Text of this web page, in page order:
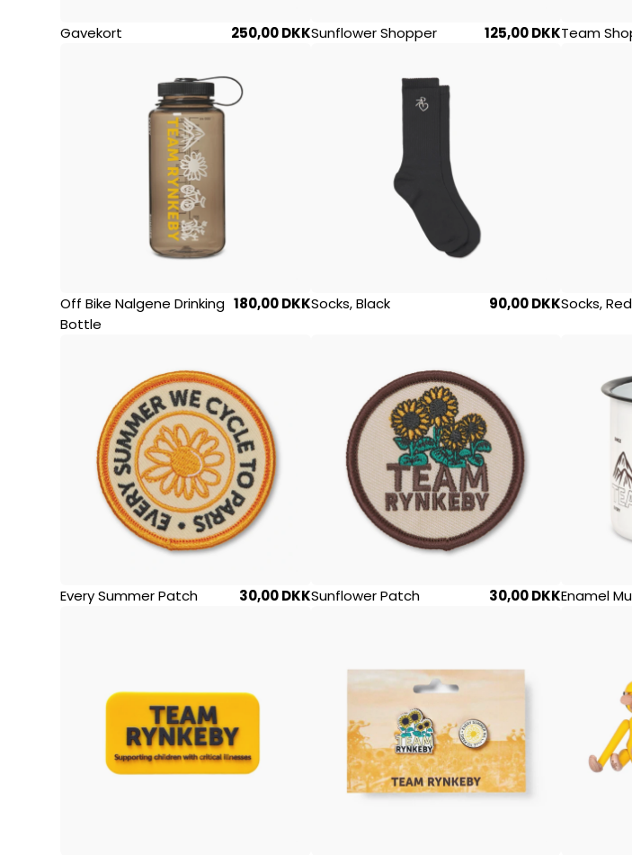
Gavekort 250,00 DKKSunflower Shopper 125,00 DKKTeam
Off Bike Nalgene Drinking
Bottle
180,00 DKKSocks, Black 90,00 DKKSocks,
Every Summer Patch 30,00 DKKSunflower Patch 30,00 DKKEnamel